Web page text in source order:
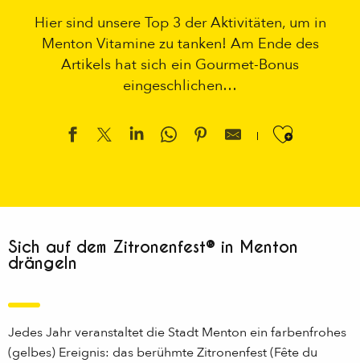
Hier sind unsere Top 3 der Aktivitäten, um in
Menton Vitamine zu tanken! Am Ende des
Artikels hat sich ein Gourmet-Bonus
eingeschlichen…
Sich auf dem Zitronenfest® in Menton
drängeln
Jedes Jahr veranstaltet die Stadt Menton ein farbenfrohes
(gelbes) Ereignis: das berühmte Zitronenfest (Fête du